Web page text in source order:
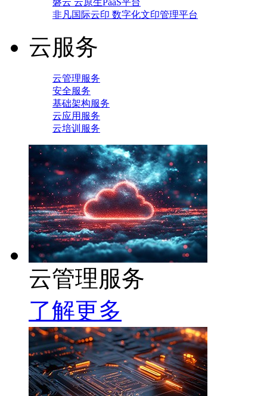
磐云 云原生PaaS平台
非凡国际云印 数字化文印管理平台
云服务
云管理服务
安全服务
基础架构服务
云应用服务
云培训服务
云管理服务
了解更多